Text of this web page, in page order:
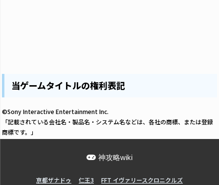
当ゲームタイトルの権利表記
©Sony Interactive Entertainment Inc.
「記載されている会社名・製品名・システム名などは、各社の商標、または登録
商標です。」
神攻略wiki
亰都ザナドゥ 仁王3
FFT イヴァリースクロニクルズ